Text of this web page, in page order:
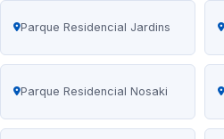
Parque Residencial Jardins
Parque Residencial Nosaki